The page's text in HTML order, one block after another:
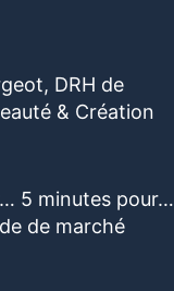
DRH de
& Création
5 minutes pour…
de marché